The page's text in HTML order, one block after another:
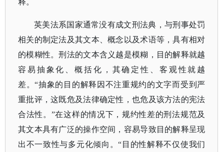
释。
英美法系国家通常没有成文刑法典，与刑事处罚
相关的制定法及其文本、概念以及术语等，具有相对
的模糊性。刑法的文本含义越是模糊，目的解释就越
容易抽象化、概括化，其确定性、客观性就越
差。“抽象的目的解释因不注重规约的文字而受到严
重批评，这既危及法律确定性，也危及该方法的宪法
合法性。”在这样的情况下，规约性差的刑法规范及
其文本具有广泛的操作空间，容易导致目的解释呈现
出不一致性与多元化倾向。“目的性解释不仅使我们